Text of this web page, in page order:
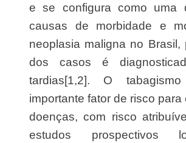
e se configura como uma
causas de morbidade e
neoplasia maligna no Brasil,
dos casos é
tardias[1,2]. O
importante fator de risco
doenças, com risco
estudos prospectivos